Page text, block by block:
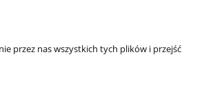
przez nas wszystkich tych plików i przejść